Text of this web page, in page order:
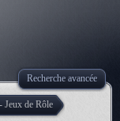
Recherche avancée
Jeux de Rôle